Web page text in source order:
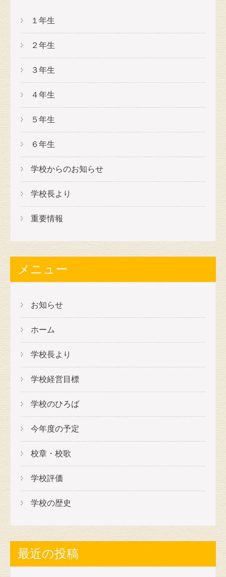
１年生
２年生
３年生
４年生
５年生
６年生
学校からのお知らせ
学校長より
重要情報
メニュー
お知らせ
ホーム
学校長より
学校経営目標
学校のひろば
今年度の予定
校章・校歌
学校評価
学校の歴史
最近の投稿